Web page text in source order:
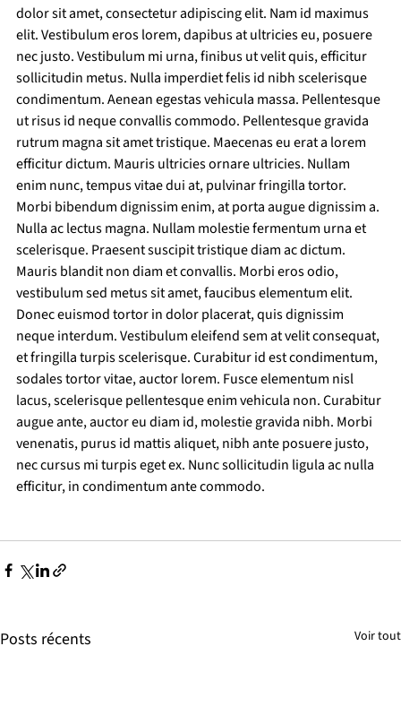
dolor sit amet, consectetur adipiscing elit. Nam id maximus
elit. Vestibulum eros lorem, dapibus at ultricies eu, posuere
nec justo. Vestibulum mi urna, finibus ut velit quis, efficitur
sollicitudin metus. Nulla imperdiet felis id nibh scelerisque
condimentum. Aenean egestas vehicula massa. Pellentesque
ut risus id neque convallis commodo. Pellentesque gravida
rutrum magna sit amet tristique. Maecenas eu erat a lorem
efficitur dictum. Mauris ultricies ornare ultricies. Nullam
enim nunc, tempus vitae dui at, pulvinar fringilla tortor.
Morbi bibendum dignissim enim, at porta augue dignissim a.
Nulla ac lectus magna. Nullam molestie fermentum urna et
scelerisque. Praesent suscipit tristique diam ac dictum.
Mauris blandit non diam et convallis. Morbi eros odio,
vestibulum sed metus sit amet, faucibus elementum elit.
Donec euismod tortor in dolor placerat, quis dignissim
neque interdum. Vestibulum eleifend sem at velit consequat,
et fringilla turpis scelerisque. Curabitur id est condimentum,
sodales tortor vitae, auctor lorem. Fusce elementum nisl
lacus, scelerisque pellentesque enim vehicula non. Curabitur
augue ante, auctor eu diam id, molestie gravida nibh. Morbi
venenatis, purus id mattis aliquet, nibh ante posuere justo,
nec cursus mi turpis eget ex. Nunc sollicitudin ligula ac nulla
efficitur, in condimentum ante commodo.
Posts récents Voir tout